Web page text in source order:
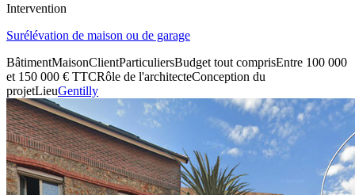
Intervention
Surélévation de maison ou de garage
BâtimentMaisonClientParticuliersBudget tout comprisEntre 100 000
et 150 000 € TTCRôle de l'architecteConception du
projetLieuGentilly